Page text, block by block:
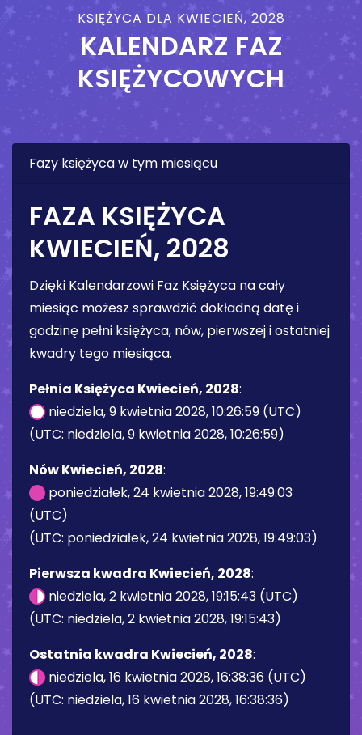
KSIĘŻYCA DLA KWIECIEŃ, 2028
KALENDARZ FAZ
KSIĘŻYCOWYCH
Fazy księżyca w tym miesiącu
FAZA KSIĘŻYCA
KWIECIEŃ, 2028
Dzięki Kalendarzowi Faz Księżyca na cały
miesiąc możesz sprawdzić dokładną datę i
godzinę pełni księżyca, nów, pierwszej i ostatniej
kwadry tego miesiąca.
Pełnia Księżyca Kwiecień, 2028:
niedziela, 9 kwietnia 2028, 10:26:59 (UTC)
(UTC: niedziela, 9 kwietnia 2028, 10:26:59)
Nów Kwiecień, 2028:
poniedziałek, 24 kwietnia 2028, 19:49:03
(UTC)
(UTC: poniedziałek, 24 kwietnia 2028, 19:49:03)
Pierwsza kwadra Kwiecień, 2028:
niedziela, 2 kwietnia 2028, 19:15:43 (UTC)
(UTC: niedziela, 2 kwietnia 2028, 19:15:43)
Ostatnia kwadra Kwiecień, 2028:
niedziela, 16 kwietnia 2028, 16:38:36 (UTC)
(UTC: niedziela, 16 kwietnia 2028, 16:38:36)